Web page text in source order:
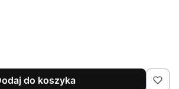
do koszyka